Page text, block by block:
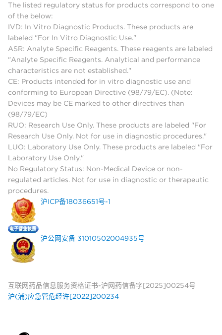
The listed regulatory status for products correspond to one
of the below:
IVD: In Vitro Diagnostic Products. These products are
labeled "For In Vitro Diagnostic Use."
ASR: Analyte Specific Reagents. These reagents are labeled
"Analyte Specific Reagents. Analytical and performance
characteristics are not established."
CE: Products intended for in vitro diagnostic use and
conforming to European Directive (98/79/EC). (Note:
Devices may be CE marked to other directives than
(98/79/EC)
RUO: Research Use Only. These products are labeled "For
Research Use Only. Not for use in diagnostic procedures."
LUO: Laboratory Use Only. These products are labeled "For
Laboratory Use Only."
No Regulatory Status: Non-Medical Device or non-
regulated articles. Not for use in diagnostic or therapeutic
procedures.
沪ICP备18036651号-1
沪公网安备 31010502004935号
互联网药品信息服务资格证书-沪网药信备字[2025]00254号
沪(浦)应急管危经许[2022]200234